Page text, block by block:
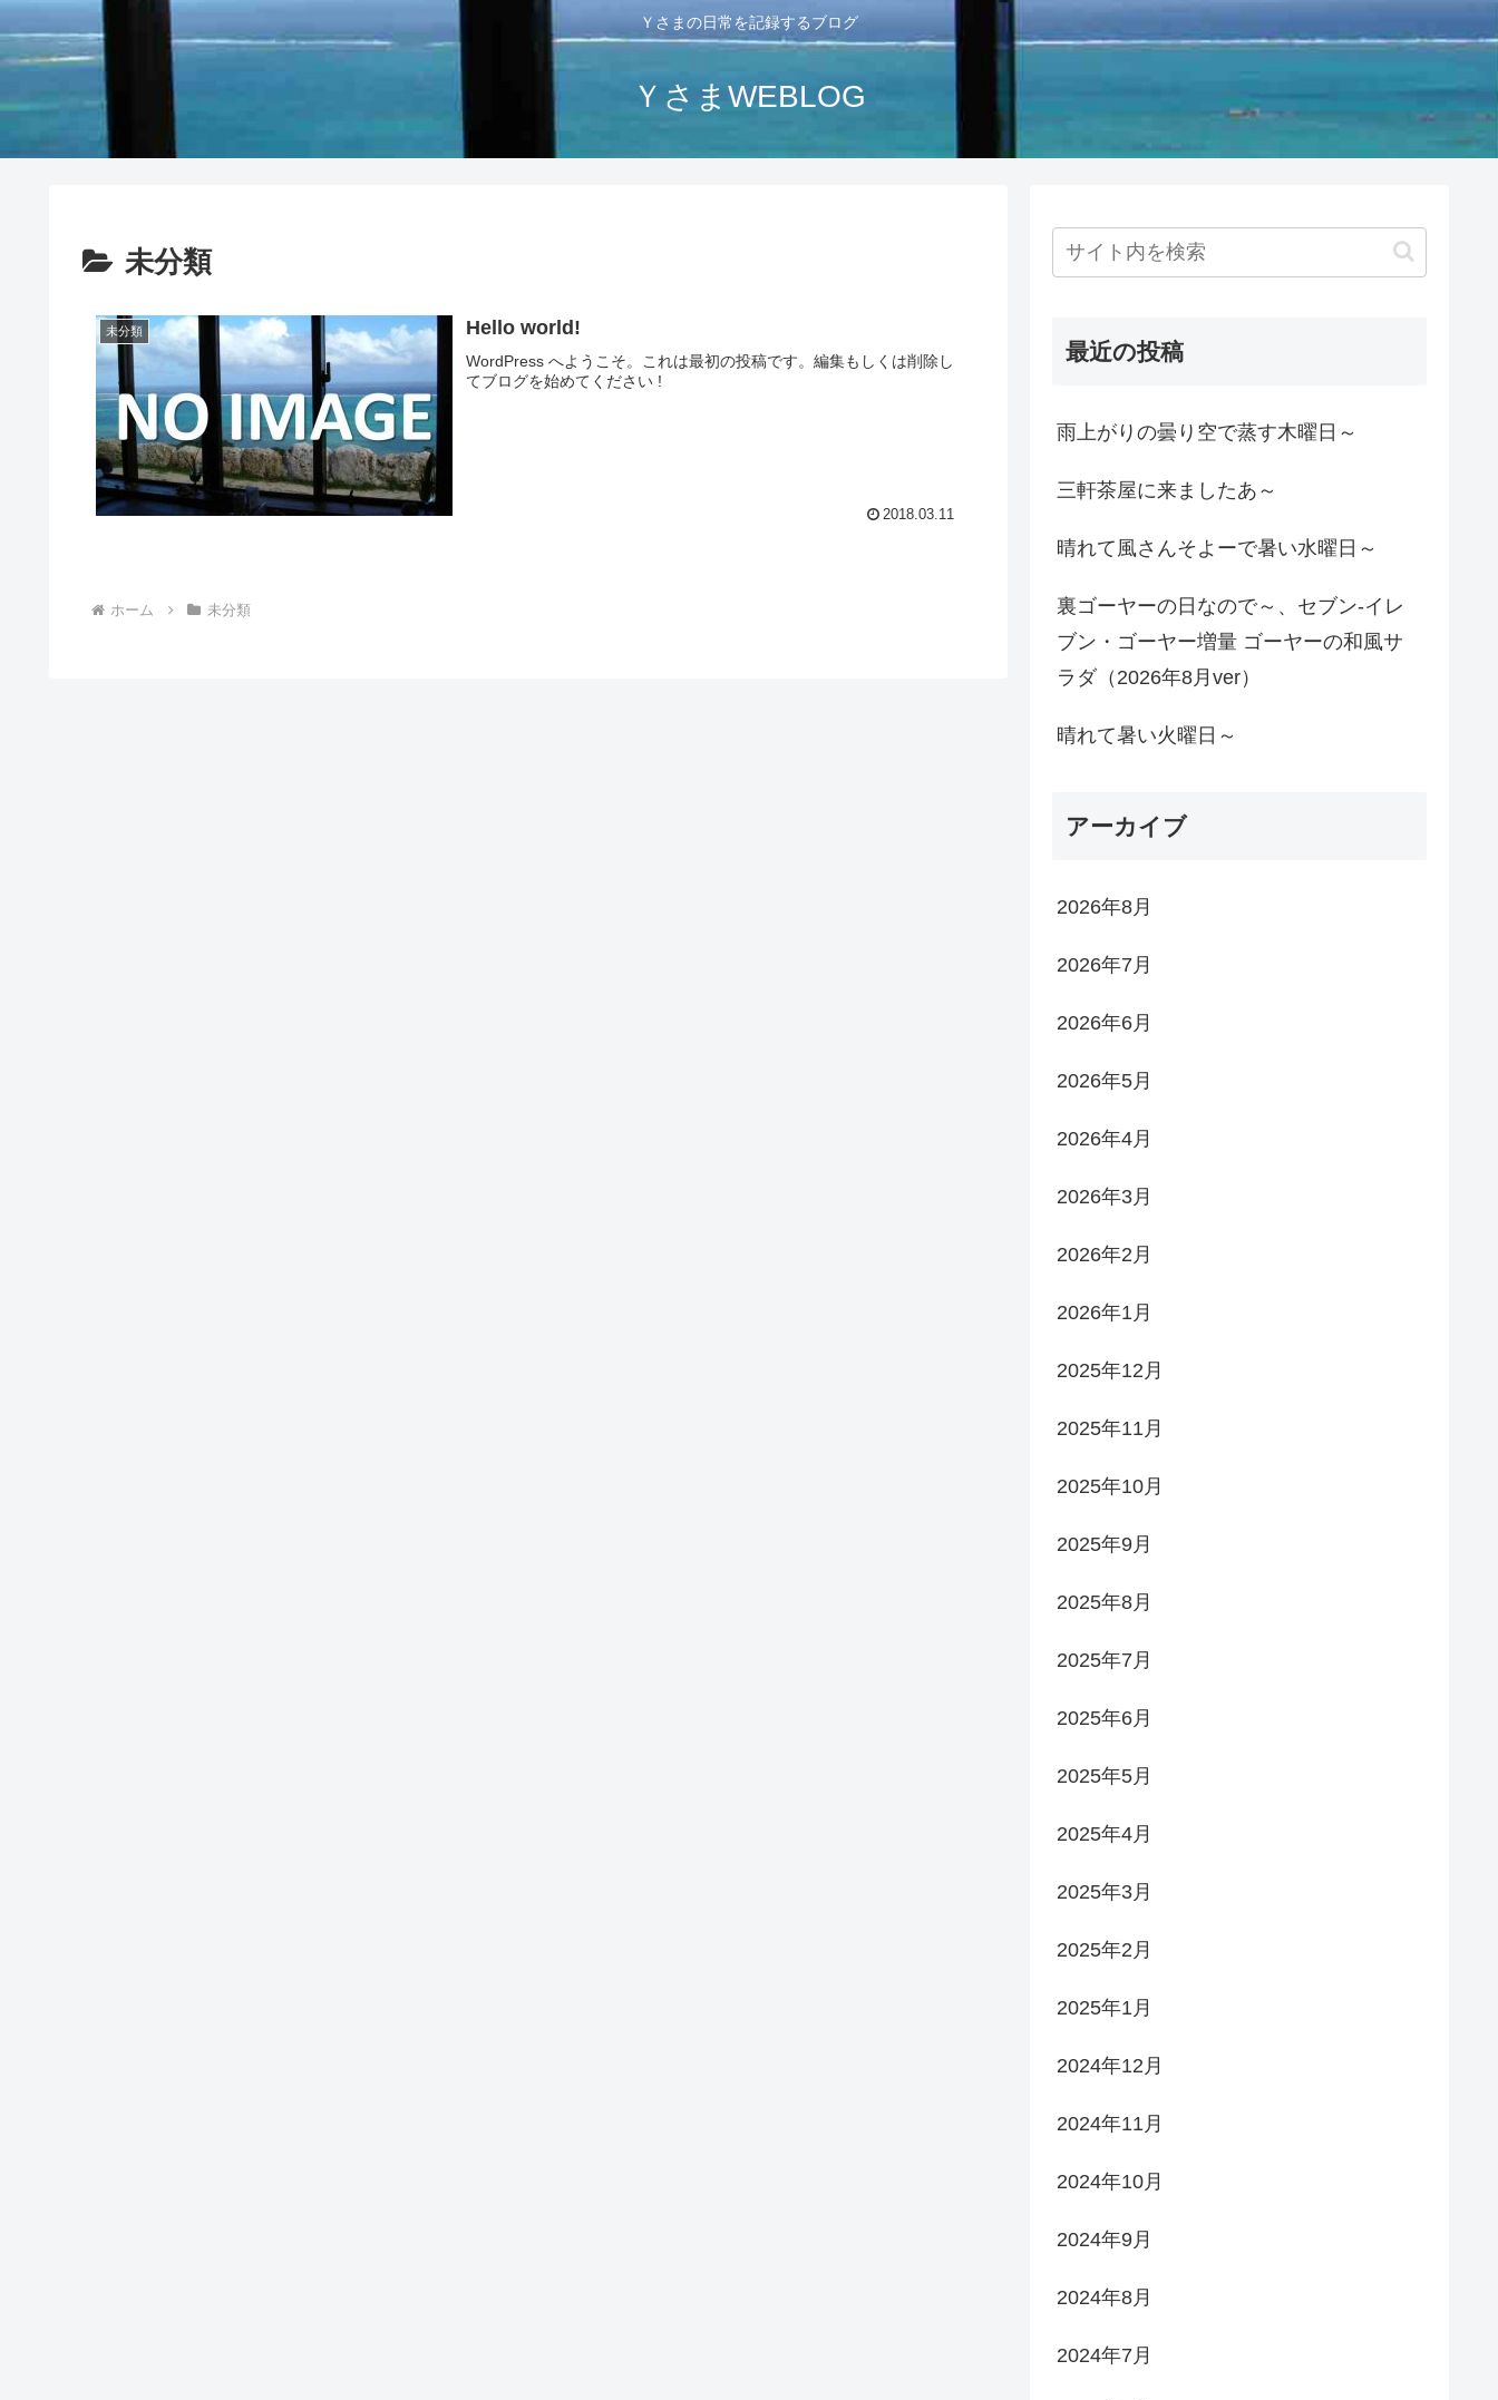
Ｙさまの日常を記録するブログ
ＹさまWEBLOG
未分類
未分類 Hello world!
WordPress へようこそ。これは最初の投稿です。編集もしくは削除し
てブログを始めてください !
2018.03.11
ホーム 未分類
最近の投稿
雨上がりの曇り空で蒸す木曜日～
三軒茶屋に来ましたあ～
晴れて風さんそよーで暑い水曜日～
裏ゴーヤーの日なので～、セブン-イレ
ブン・ゴーヤー増量 ゴーヤーの和風サ
ラダ（2026年8月ver）
晴れて暑い火曜日～
アーカイブ
2026年8月
2026年7月
2026年6月
2026年5月
2026年4月
2026年3月
2026年2月
2026年1月
2025年12月
2025年11月
2025年10月
2025年9月
2025年8月
2025年7月
2025年6月
2025年5月
2025年4月
2025年3月
2025年2月
2025年1月
2024年12月
2024年11月
2024年10月
2024年9月
2024年8月
2024年7月